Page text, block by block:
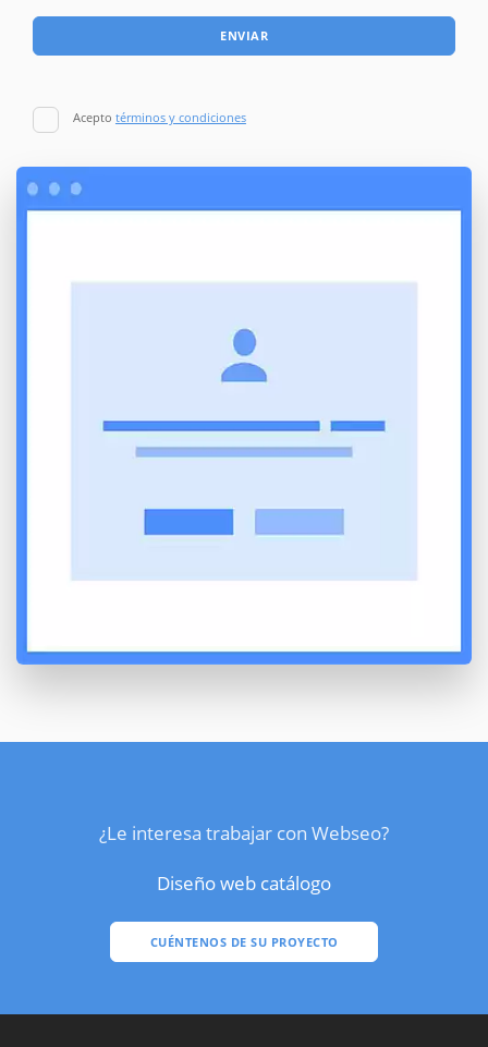
ENVIAR
Acepto términos y condiciones
¿Le interesa trabajar con Webseo?
Diseño web catálogo
CUÉNTENOS DE SU PROYECTO